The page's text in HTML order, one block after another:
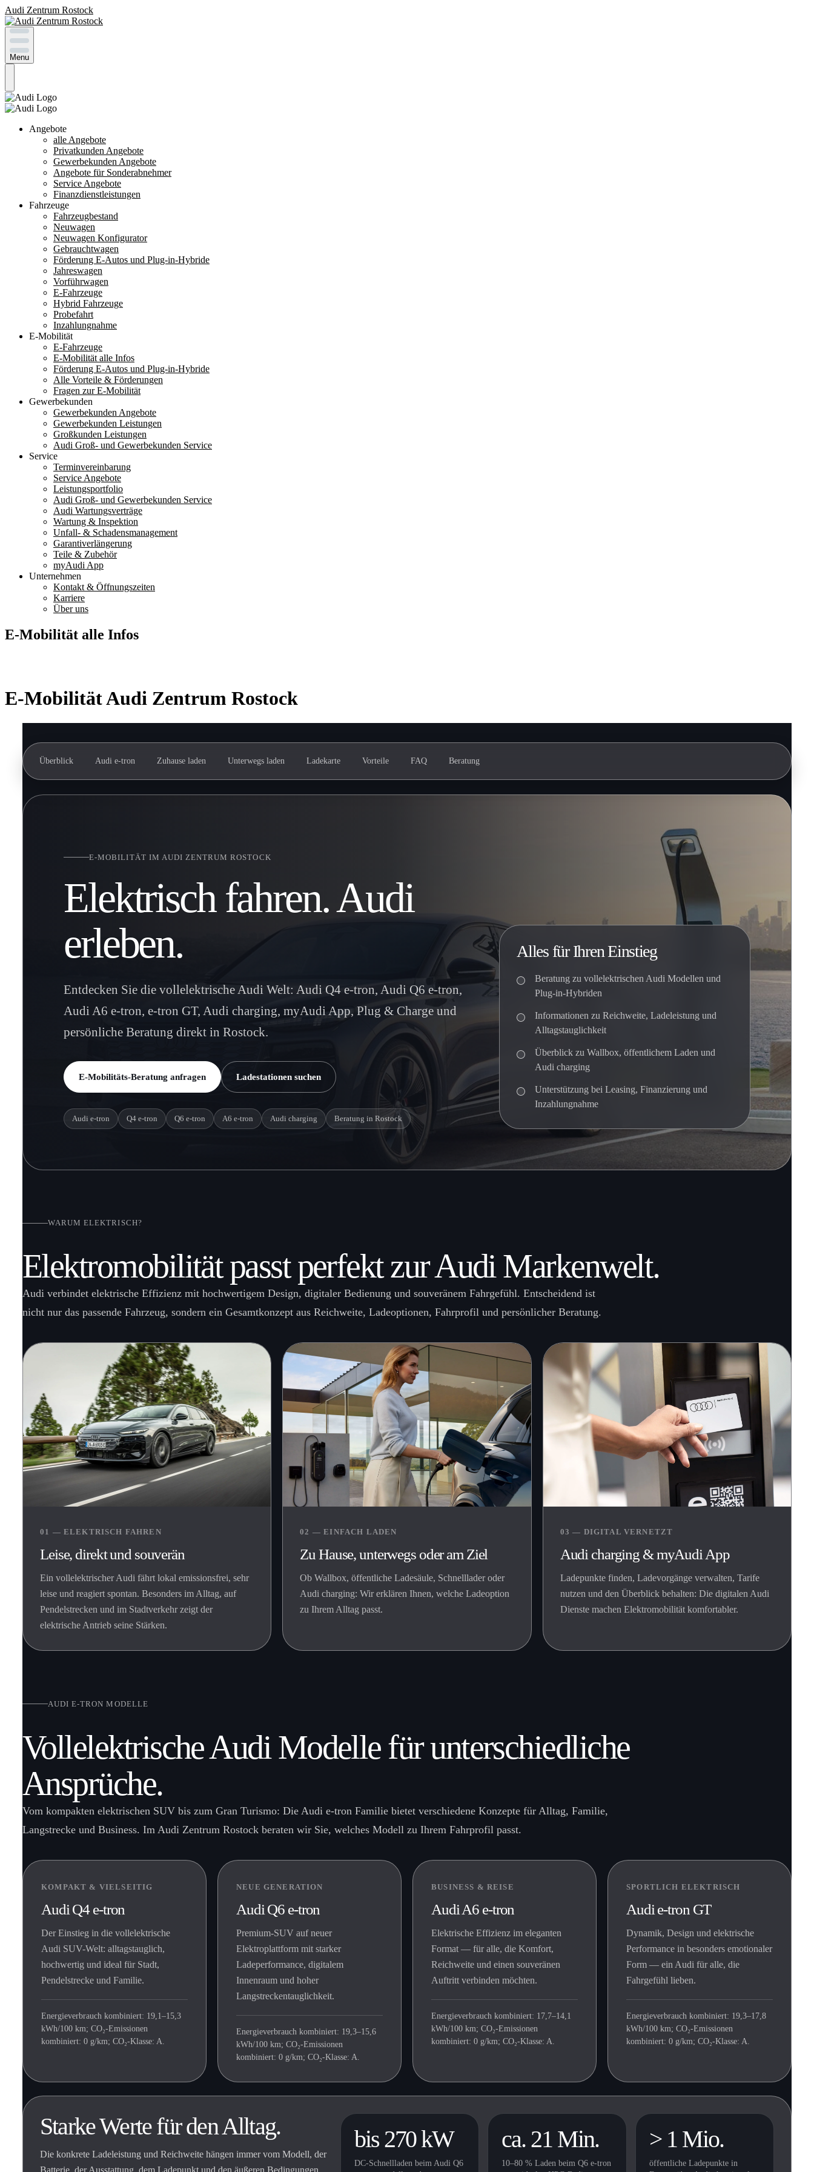
Audi Zentrum Rostock
Menu
Angebote
alle Angebote
Privatkunden Angebote
Gewerbekunden Angebote
Angebote für Sonderabnehmer
Service Angebote
Finanzdienstleistungen
Fahrzeuge
Fahrzeugbestand
Neuwagen
Neuwagen Konfigurator
Gebrauchtwagen
Förderung E-Autos und Plug-in-Hybride
Jahreswagen
Vorführwagen
E-Fahrzeuge
Hybrid Fahrzeuge
Probefahrt
Inzahlungnahme
E-Mobilität
E-Fahrzeuge
E-Mobilität alle Infos
Förderung E-Autos und Plug-in-Hybride
Alle Vorteile & Förderungen
Fragen zur E-Mobilität
Gewerbekunden
Gewerbekunden Angebote
Gewerbekunden Leistungen
Großkunden Leistungen
Audi Groß- und Gewerbekunden Service
Service
Terminvereinbarung
Service Angebote
Leistungsportfolio
Audi Groß- und Gewerbekunden Service
Audi Wartungsverträge
Wartung & Inspektion
Unfall- & Schadensmanagement
Garantiverlängerung
Teile & Zubehör
myAudi App
Unternehmen
Kontakt & Öffnungszeiten
Karriere
Über uns
E-Mobilität alle Infos
E-Mobilität Audi Zentrum Rostock
Überblick Audi e-tron Zuhause laden Unterwegs laden Ladekarte Vorteile FAQ Beratung
E-MOBILITÄT IM AUDI ZENTRUM ROSTOCK
Elektrisch fahren. Audi
erleben.
Entdecken Sie die vollelektrische Audi Welt: Audi Q4 e-tron, Audi Q6 e-tron,
Audi A6 e-tron, e-tron GT, Audi charging, myAudi App, Plug & Charge und
persönliche Beratung direkt in Rostock.
E-Mobilitäts-Beratung anfragen Ladestationen suchen
Audi e-tron Q4 e-tron Q6 e-tron A6 e-tron Audi charging Beratung in Rostock
Alles für Ihren Einstieg
Beratung zu vollelektrischen Audi Modellen und
Plug-in-Hybriden
Informationen zu Reichweite, Ladeleistung und
Alltagstauglichkeit
Überblick zu Wallbox, öffentlichem Laden und
Audi charging
Unterstützung bei Leasing, Finanzierung und
Inzahlungnahme
WARUM ELEKTRISCH?
Elektromobilität passt perfekt zur Audi Markenwelt.
Audi verbindet elektrische Effizienz mit hochwertigem Design, digitaler Bedienung und souveränem Fahrgefühl. Entscheidend ist
nicht nur das passende Fahrzeug, sondern ein Gesamtkonzept aus Reichweite, Ladeoptionen, Fahrprofil und persönlicher Beratung.
01 — ELEKTRISCH FAHREN
Leise, direkt und souverän
Ein vollelektrischer Audi fährt lokal emissionsfrei, sehr
leise und reagiert spontan. Besonders im Alltag, auf
Pendelstrecken und im Stadtverkehr zeigt der
elektrische Antrieb seine Stärken.
02 — EINFACH LADEN
Zu Hause, unterwegs oder am Ziel
Ob Wallbox, öffentliche Ladesäule, Schnelllader oder
Audi charging: Wir erklären Ihnen, welche Ladeoption
zu Ihrem Alltag passt.
03 — DIGITAL VERNETZT
Audi charging & myAudi App
Ladepunkte finden, Ladevorgänge verwalten, Tarife
nutzen und den Überblick behalten: Die digitalen Audi
Dienste machen Elektromobilität komfortabler.
AUDI E-TRON MODELLE
Vollelektrische Audi Modelle für unterschiedliche
Ansprüche.
Vom kompakten elektrischen SUV bis zum Gran Turismo: Die Audi e-tron Familie bietet verschiedene Konzepte für Alltag, Familie,
Langstrecke und Business. Im Audi Zentrum Rostock beraten wir Sie, welches Modell zu Ihrem Fahrprofil passt.
KOMPAKT & VIELSEITIG
Audi Q4 e-tron
Der Einstieg in die vollelektrische
Audi SUV-Welt: alltagstauglich,
hochwertig und ideal für Stadt,
Pendelstrecke und Familie.
Energieverbrauch kombiniert: 19,1–15,3
kWh/100 km; CO₂-Emissionen
kombiniert: 0 g/km; CO₂-Klasse: A.
NEUE GENERATION
Audi Q6 e-tron
Premium-SUV auf neuer
Elektroplattform mit starker
Ladeperformance, digitalem
Innenraum und hoher
Langstreckentauglichkeit.
Energieverbrauch kombiniert: 19,3–15,6
kWh/100 km; CO₂-Emissionen
kombiniert: 0 g/km; CO₂-Klasse: A.
BUSINESS & REISE
Audi A6 e-tron
Elektrische Effizienz im eleganten
Format — für alle, die Komfort,
Reichweite und einen souveränen
Auftritt verbinden möchten.
Energieverbrauch kombiniert: 17,7–14,1
kWh/100 km; CO₂-Emissionen
kombiniert: 0 g/km; CO₂-Klasse: A.
SPORTLICH ELEKTRISCH
Audi e-tron GT
Dynamik, Design und elektrische
Performance in besonders emotionaler
Form — ein Audi für alle, die
Fahrgefühl lieben.
Energieverbrauch kombiniert: 19,3–17,8
kWh/100 km; CO₂-Emissionen
kombiniert: 0 g/km; CO₂-Klasse: A.
Starke Werte für den Alltag.
Die konkrete Ladeleistung und Reichweite hängen immer vom Modell, der
Batterie, der Ausstattung, dem Ladepunkt und den äußeren Bedingungen
bis 270 kW
DC-Schnellladen beim Audi Q6
ca. 21 Min.
10–80 % Laden beim Q6 e-tron
> 1 Mio.
öffentliche Ladepunkte in